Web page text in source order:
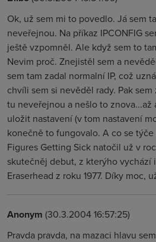
Ok, už sem mi to povedlo. Já sem
neveřejnou. Na příkaz IPCONFIG
ještě vzpomněl. Ale když sem to
Nevim proč. Znejistěl sem a
sem tam zadal normalní IP, což
chvíli sem si nevěděl rady. Pak
tu neveřejnou a nešlo to znova...až
uložit nastavení (v tom nastavení
konečně to fungovalo. A co se
Figures Getting Sick natočil už v
skutečněj debut, z kterýho vychází
Eraserhead z roku 1977. Díky moc,
Anonym (30.3.2004 16:57:25)
Pravda pravda, na mazaci hlavu